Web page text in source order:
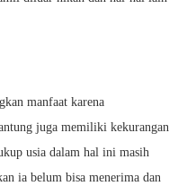
manfaat karena
juga memiliki kekurangan
usia dalam hal ini masih
ia belum bisa menerima dan